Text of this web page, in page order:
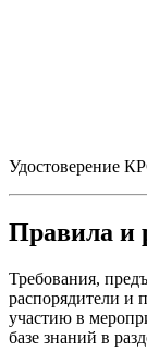
Удостоверение
Правила и
Требования,
распорядители и
участию в
базе знаний в